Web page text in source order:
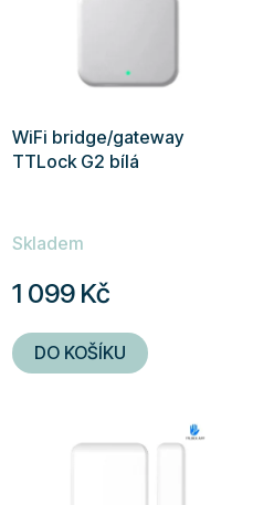
WiFi bridge/gateway
TTLock G2 bílá
hodnocení
je
4,9
z
Skladem
1 099 Kč
DO KOŠÍKU